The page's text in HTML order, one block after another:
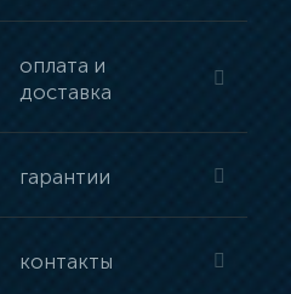
оплата и
доставка
гарантии
контакты